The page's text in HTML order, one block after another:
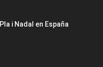
i Nadal en España